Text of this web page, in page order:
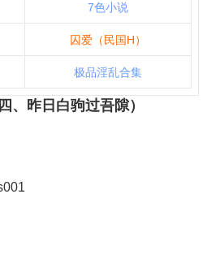
7色小说
囚爱（民国H）
极品淫乱合集
、昨日白驹过吾隙）